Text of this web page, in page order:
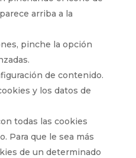
arriba a la
pinche la opción
de contenido.
y los datos de
todas las cookies
Para que le sea más
de un determinado